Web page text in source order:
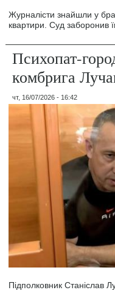
Журналісти знайшли у
квартири. Суд заборонив
Психопат-
комбрига
чт, 16/07/2026 - 16:42
Підполковник Станіслав